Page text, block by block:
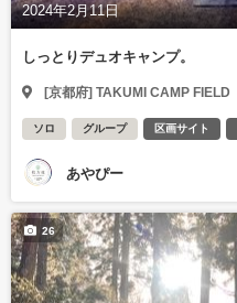
2024年2月11日
しっとりデュオキャンプ。
[京都府] TAKUMI CAMP FIELD
ソロ グループ 区画サイト
あやぴー
26